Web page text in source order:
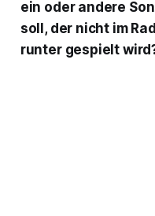
ein oder andere
soll, der nicht im
runter gespielt